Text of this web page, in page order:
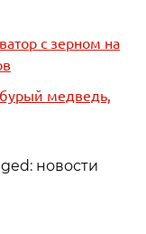
с зерном на
медведь,
новости